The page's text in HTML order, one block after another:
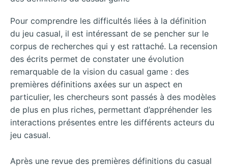
Pour comprendre les difficultés liées à la définition
du jeu casual, il est intéressant de se pencher sur le
corpus de recherches qui y est rattaché. La recension
des écrits permet de constater une évolution
remarquable de la vision du casual game : des
premières définitions axées sur un aspect en
particulier, les chercheurs sont passés à des modèles
de plus en plus riches, permettant d’appréhender les
interactions présentes entre les différents acteurs du
jeu casual.
Après une revue des premières définitions du casual